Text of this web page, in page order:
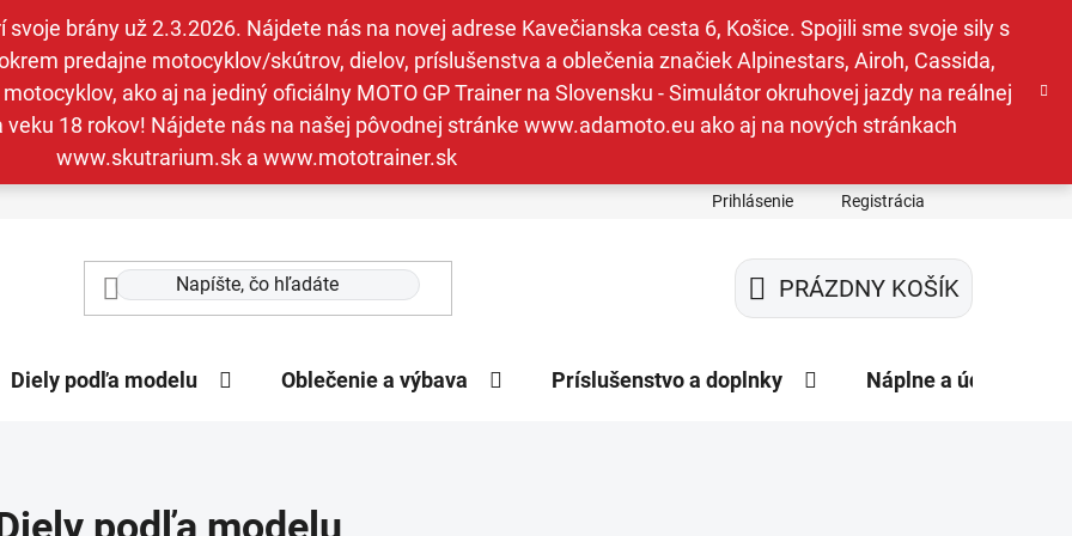
brány už 2.3.2026. Nájdete nás na novej adrese Kavečianska cesta 6, Košice. Spojili sme svoje sily s
predajne motocyklov/skútrov, dielov, príslušenstva a oblečenia značiek Alpinestars, Airoh, Cassida,
ako aj na jediný oficiálny MOTO GP Trainer na Slovensku - Simulátor okruhovej jazdy na reálnej
18 rokov! Nájdete nás na našej pôvodnej stránke www.adamoto.eu ako aj na nových stránkach
www.skutrarium.sk a www.mototrainer.sk
Prihlásenie Registrácia
NÁKUPNÝ
KOŠÍK
PRÁZDNY KOŠÍK
Diely podľa modelu Oblečenie a výbava Príslušenstvo a doplnky Náplne a údržba
podľa modelu